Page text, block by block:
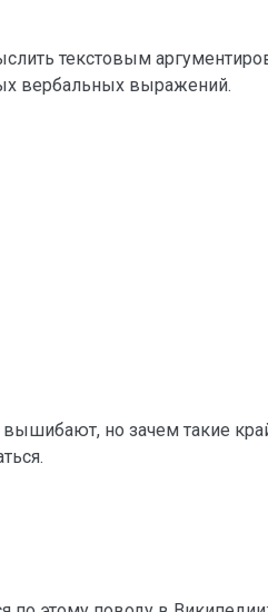
текстовым
вербальных выражений.
но зачем такие